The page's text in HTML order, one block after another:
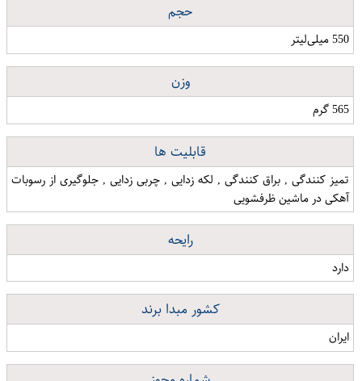
حجم
550 میلی‌لیتر
وزن
565 گرم
قابلیت ها
تمیز کنندگی , براق کنندگی , لکه زدایی , چربی زدایی , جلوگیری از رسوبات
آهکی در ماشین ظرفشویی
رایحه
دارد
کشور مبدا برند
ایران